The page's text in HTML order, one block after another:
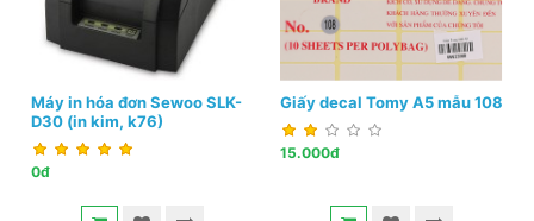
Máy in hóa đơn Sewoo SLK-
D30 (in kim, k76)
0đ
Giấy decal Tomy A5 mẫu 108
15.000đ